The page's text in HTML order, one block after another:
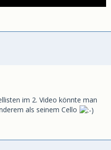
im 2. Video könnte man
als seinem Cello